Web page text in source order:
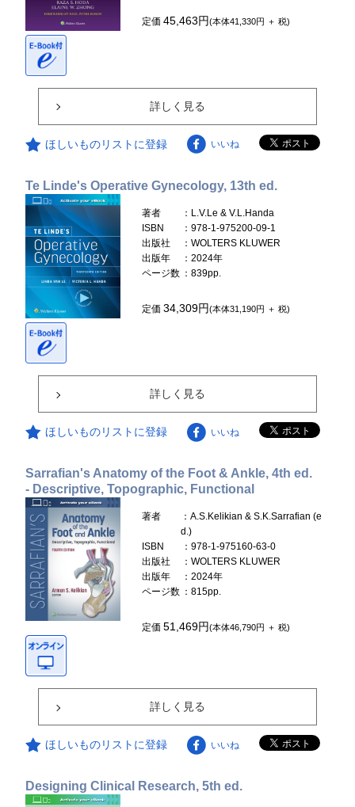
定価45,463円(本体41,330円 ＋ 税)
詳しく見る
ほしいものリストに登録 いいね
Te Linde's Operative Gynecology, 13th ed.
著者
：L.V.Le & V.L.Handa
ISBN
：978-1-975200-09-1
出版社
：WOLTERS KLUWER
出版年
：2024年
ページ数 ：839pp.
定価34,309円(本体31,190円 ＋ 税)
詳しく見る
ほしいものリストに登録 いいね
Sarrafian's Anatomy of the Foot & Ankle, 4th ed.
- Descriptive, Topographic, Functional
著者
：A.S.Kelikian & S.K.Sarrafian (e
d.)
ISBN
：978-1-975160-63-0
出版社
：WOLTERS KLUWER
出版年
：2024年
ページ数 ：815pp.
定価51,469円(本体46,790円 ＋ 税)
詳しく見る
ほしいものリストに登録 いいね
Designing Clinical Research, 5th ed.